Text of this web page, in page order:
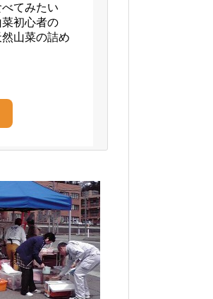
てみたい
初心者の
山菜の詰め